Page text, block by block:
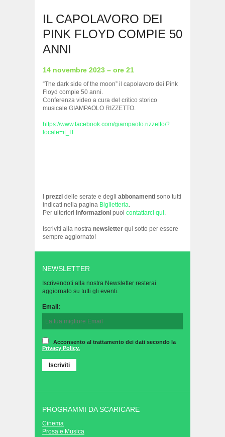
IL CAPOLAVORO DEI
PINK FLOYD COMPIE 50
ANNI
14 novembre 2023 – ore 21
“The dark side of the moon” il capolavoro dei Pink
Floyd compie 50 anni.
Conferenza video a cura del critico storico
musicale GIAMPAOLO RIZZETTO.
https://www.facebook.com/giampaolo.rizzetto/?
locale=it_IT
prezzi delle serate e degli abbonamenti sono tutti
indicati nella pagina Biglietteria.
Per ulteriori informazioni puoi contattarci qui.
Iscriviti alla nostra newsletter qui sotto per essere
sempre aggiornato!
NEWSLETTER
Iscrivendoti alla nostra Newsletter resterai
aggiornato su tutti gli eventi.
Email:
Acconsento al trattamento dei dati secondo la
Privacy Policy.
PROGRAMMI DA SCARICARE
Cinema
Prosa e Musica